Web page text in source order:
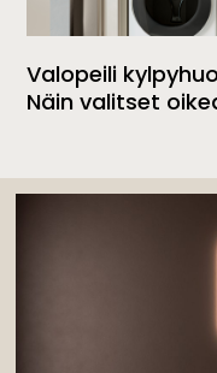
Valopeili
Näin valitset